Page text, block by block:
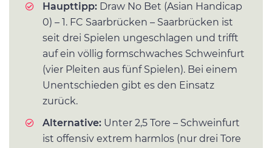
Haupttipp: Draw No Bet (Asian Handicap
0) – 1. FC Saarbrücken – Saarbrücken ist
seit drei Spielen ungeschlagen und trifft
auf ein völlig formschwaches Schweinfurt
(vier Pleiten aus fünf Spielen). Bei einem
Unentschieden gibt es den Einsatz
zurück.
Alternative: Unter 2,5 Tore – Schweinfurt
ist offensiv extrem harmlos (nur drei Tore